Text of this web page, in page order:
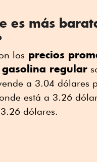
es más
los precios
gasolina regular
a 3.04 dólares
está a 3.26
dólares.